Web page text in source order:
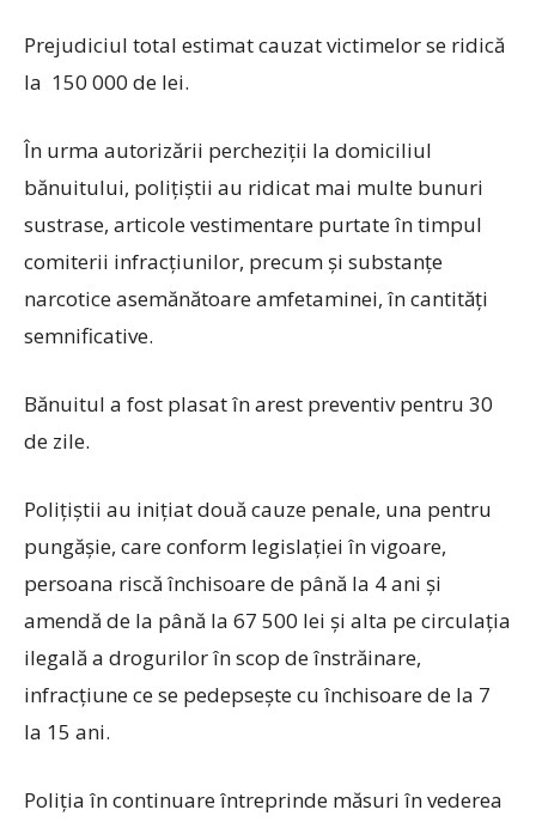
Prejudiciul total estimat cauzat victimelor se ridică
la 150 000 de lei.
În urma autorizării percheziții la domiciliul
bănuitului, polițiștii au ridicat mai multe bunuri
sustrase, articole vestimentare purtate în timpul
comiterii infracțiunilor, precum și substanțe
narcotice asemănătoare amfetaminei, în cantități
semnificative.
Bănuitul a fost plasat în arest preventiv pentru 30
de zile.
Polițiștii au inițiat două cauze penale, una pentru
pungășie, care conform legislației în vigoare,
persoana riscă închisoare de până la 4 ani și
amendă de la până la 67 500 lei și alta pe circulația
ilegală a drogurilor în scop de înstrăinare,
infracțiune ce se pedepsește cu închisoare de la 7
la 15 ani.
Poliția în continuare întreprinde măsuri în vederea